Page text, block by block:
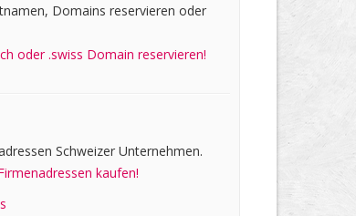
Domains reservieren oder
oder .swiss Domain reservieren!
Schweizer Unternehmen.
kaufen!